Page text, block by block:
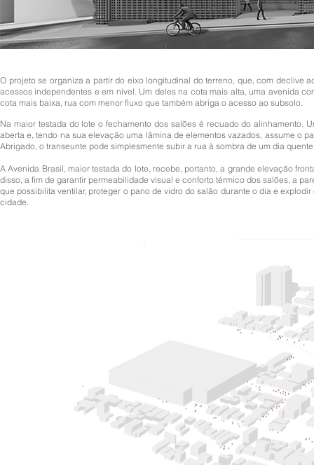
O projeto se organiza a partir do eixo longitudinal do terreno, que, com declive
acessos independentes e em nível. Um deles na cota mais alta, uma avenida
cota mais baixa, rua com menor fluxo que também abriga o acesso ao subsolo.
Na maior testada do lote o fechamento dos salões é recuado do alinhamento.
aberta e, tendo na sua elevação uma lâmina de elementos vazados, assume o
Abrigado, o transeunte pode simplesmente subir a rua à sombra de um dia
A Avenida Brasil, maior testada do lote, recebe, portanto, a grande elevação
disso, a fim de garantir permeabilidade visual e conforto térmico dos salões, a
que possibilita ventilar, proteger o pano de vidro do salão durante o dia e
cidade.